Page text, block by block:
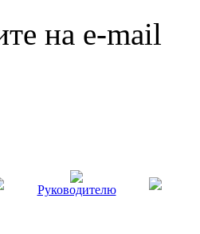
на e-mail
Руководителю